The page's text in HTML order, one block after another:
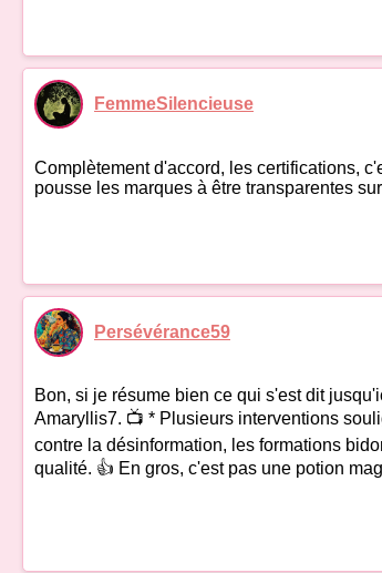
FemmeSilencieuse
Complètement d'accord, les certifications,
pousse les marques à être transparentes
Persévérance59
Bon, si je résume bien ce qui s'est dit
Amaryllis7. 📺 * Plusieurs interventions
contre la désinformation, les formations
qualité. 👍 En gros, c'est pas une potion